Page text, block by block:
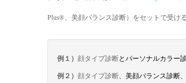
Plus®︎、美顔バランス診断）をセットで受け
例１） 顔タイプ診断とパーソナルカラー
例２） 顔タイプ診断 、美顔バランス診断